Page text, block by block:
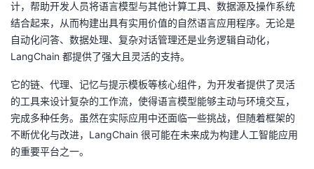
计，帮助开发人员将语言模型与其他计算工具、数据源及操作系统
结合起来，从而构建出具有实用价值的自然语言应用程序。无论是
自动化问答、数据处理、复杂对话管理还是业务逻辑自动化，
LangChain 都提供了强大且灵活的支持。
它的链、代理、记忆与提示模板等核心组件，为开发者提供了灵活
的工具来设计复杂的工作流，使得语言模型能够主动与环境交互，
完成多种任务。虽然在实际应用中还面临一些挑战，但随着框架的
不断优化与改进，LangChain 很可能在未来成为构建人工智能应用
的重要平台之一。